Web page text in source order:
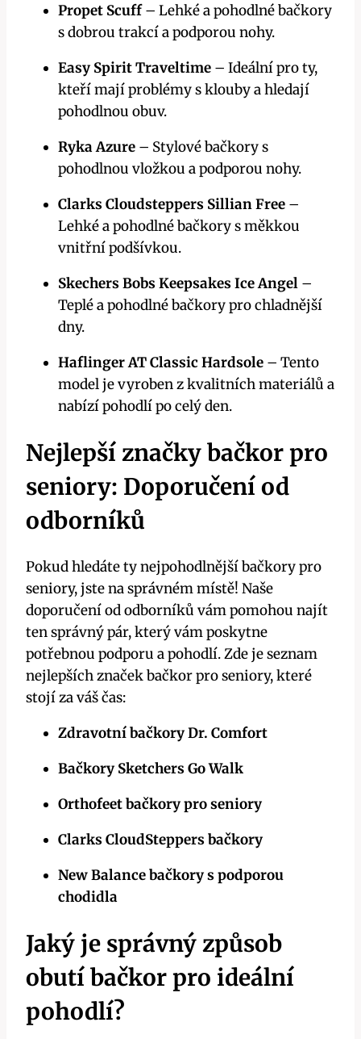
Propet Scuff– Lehké a pohodlné bačkory
s dobrou trakcí a podporou nohy.
Easy Spirit Traveltime – Ideální pro ty,
kteří mají problémy s klouby a hledají
pohodlnou obuv.
Ryka Azure – Stylové bačkory s
pohodlnou vložkou a podporou nohy.
Clarks Cloudsteppers Sillian Free –
Lehké a pohodlné bačkory s měkkou
vnitřní podšívkou.
Skechers Bobs Keepsakes Ice Angel –
Teplé a pohodlné bačkory pro chladnější
dny.
Haflinger AT Classic Hardsole – Tento
model je vyroben z kvalitních materiálů a
nabízí pohodlí po celý den.
Nejlepší značky bačkor pro
seniory: Doporučení od
odborníků
Pokud hledáte ty nejpohodlnější bačkory pro
seniory, jste na správném místě! Naše
doporučení od odborníků vám pomohou najít
ten správný pár, který vám poskytne
potřebnou podporu a pohodlí. Zde je seznam
nejlepších značek bačkor pro seniory, které
stojí za váš čas:
Zdravotní bačkory Dr. Comfort
Bačkory Sketchers Go Walk
Orthofeet bačkory pro seniory
Clarks CloudSteppers bačkory
New Balance bačkory s podporou
chodidla
Jaký je správný způsob
obutí bačkor pro ideální
pohodlí?